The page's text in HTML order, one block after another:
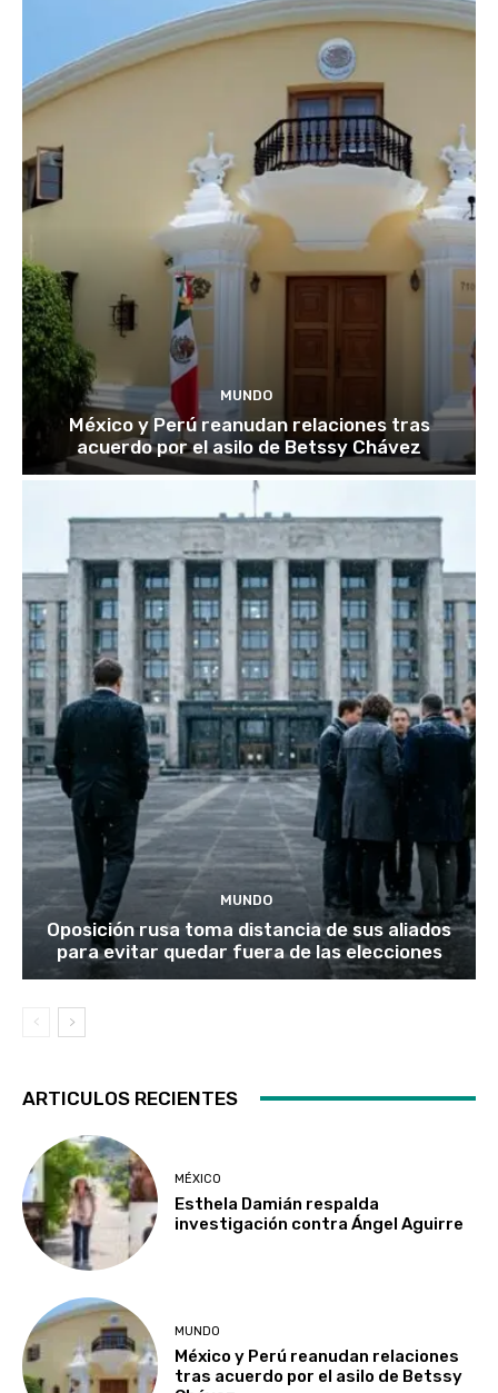
MUNDO
México y Perú reanudan relaciones tras
acuerdo por el asilo de Betssy Chávez
MUNDO
Oposición rusa toma distancia de sus aliados
para evitar quedar fuera de las elecciones
ARTICULOS RECIENTES
MÉXICO
Esthela Damián respalda
investigación contra Ángel Aguirre
MUNDO
México y Perú reanudan relaciones
tras acuerdo por el asilo de Betssy